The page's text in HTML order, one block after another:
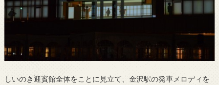
しいのき迎賓館全体をことに見立て、金沢駅の発車メロディを